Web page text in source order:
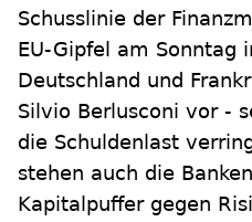
Schusslinie der
EU-Gipfel am Sonntag
Deutschland und
Silvio Berlusconi vor -
die Schuldenlast
stehen auch die
Kapitalpuffer gegen